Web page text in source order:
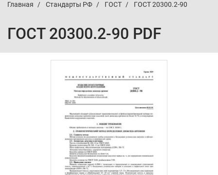
Главная Стандарты РФ ГОСТ ГОСТ 20300.2-90
ГОСТ 20300.2-90 PDF